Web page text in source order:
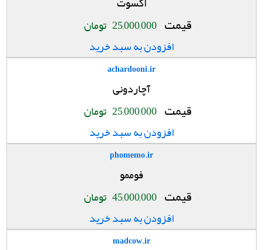
قیمت 25,000,000 تومان
افزودن به سبد خرید
achardooni.ir
آچاردونی
قیمت 25,000,000 تومان
افزودن به سبد خرید
phomemo.ir
فوممو
قیمت 45,000,000 تومان
افزودن به سبد خرید
madcow.ir